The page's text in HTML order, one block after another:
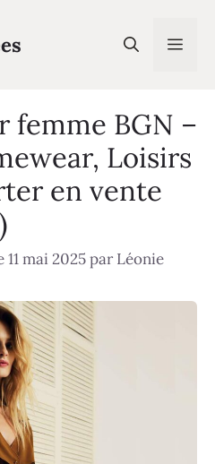
BGN –
Loisirs
en vente
mai 2025parLéonie